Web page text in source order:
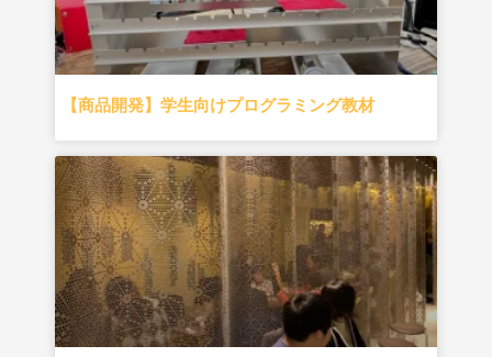
【商品開発】学生向けプログラミング教材